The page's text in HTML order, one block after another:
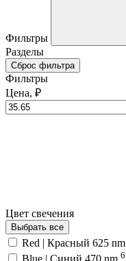
Фильтры
Разделы
Сброс фильтра
Фильтры
Цена, ₽
Цвет свечения
Выбрать все
Red | Красный 625 nm
Blue | Синий 470 nm 6